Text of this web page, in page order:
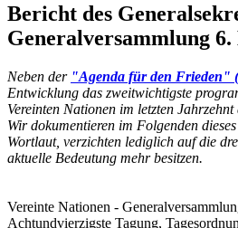
Bericht des
Generalversammlung 6.
Neben der "Agenda für den Frieden"
Entwicklung das zweitwichtigste
Vereinten Nationen im letzten
Wir dokumentieren im Folgenden
Wortlaut, verzichten lediglich auf die
aktuelle Bedeutung mehr besitzen.
Vereinte Nationen -
Achtundvierzigste Tagung,